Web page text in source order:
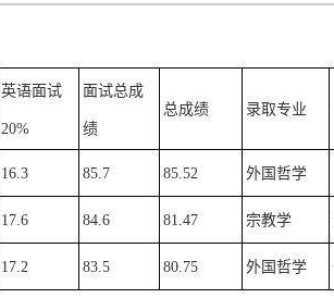
英语面试
20%
面试总成
绩
总成绩 录取专业
16.3 85.7 85.52 外国哲学
17.6 84.6 81.47 宗教学
17.2 83.5 80.75 外国哲学